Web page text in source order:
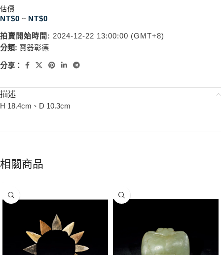
估價
NT$0 ~ NT$0
拍賣開始時間: 2024-12-22 13:00:00 (GMT+8)
分類: 寶器彰德
分享：
描述
H 18.4cm、D 10.3cm
相關商品